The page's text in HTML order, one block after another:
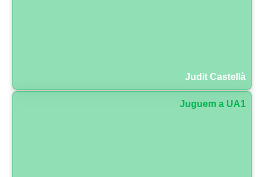
Judit Castellà
Juguem a UA1